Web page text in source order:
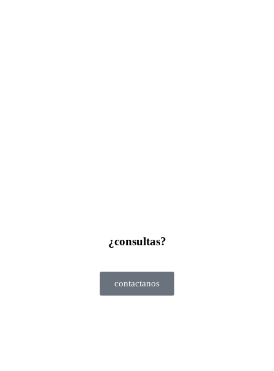
¿consultas?
contactanos